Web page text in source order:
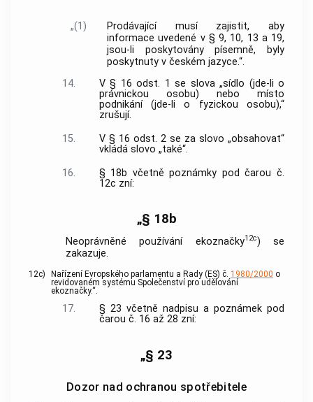
„(1)
Prodávající musí zajistit, aby
informace uvedené v § 9, 10, 13 a 19,
jsou-li poskytovány písemně, byly
poskytnuty v českém jazyce.“.
14.
V § 16 odst. 1 se slova „sídlo (jde-li o
právnickou osobu) nebo místo
podnikání (jde-li o fyzickou osobu),“
zrušují.
15.
V § 16 odst. 2 se za slovo „obsahovat“
vkládá slovo „také“.
16.
§ 18b včetně poznámky pod čarou č.
12c zní:
„§ 18b
Neoprávněné používání ekoznačky12c) se
zakazuje.
12c) Nařízení Evropského parlamentu a Rady (ES) č. 1980/2000 o
revidovaném systému Společenství pro udělování
ekoznačky.“.
17.
§ 23 včetně nadpisu a poznámek pod
čarou č. 16 až 28 zní:
„§ 23
Dozor nad ochranou spotřebitele